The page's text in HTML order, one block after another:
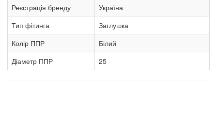
Реєстрація бренду
Україна
Тип фітинга
Заглушка
Колір ППР
Білий
Діаметр ППР
25